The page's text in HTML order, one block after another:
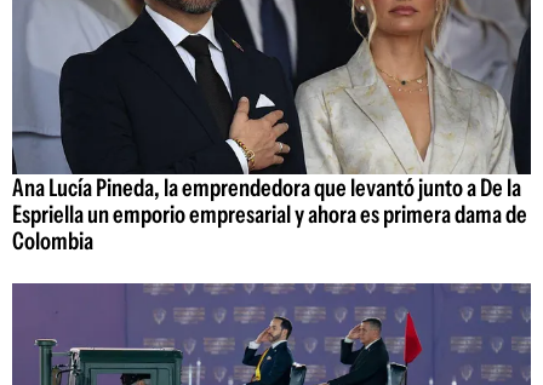
Ana Lucía Pineda, la emprendedora que levantó junto a De la
Espriella un emporio empresarial y ahora es primera dama de
Colombia